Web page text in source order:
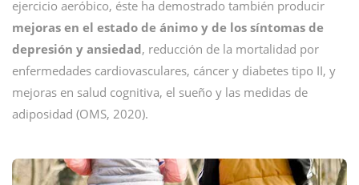
ejercicio aeróbico, éste ha demostrado también producir
mejoras en el estado de ánimo y de los síntomas de
depresión y ansiedad, reducción de la mortalidad por
enfermedades cardiovasculares, cáncer y diabetes tipo II, y
mejoras en salud cognitiva, el sueño y las medidas de
adiposidad (OMS, 2020).